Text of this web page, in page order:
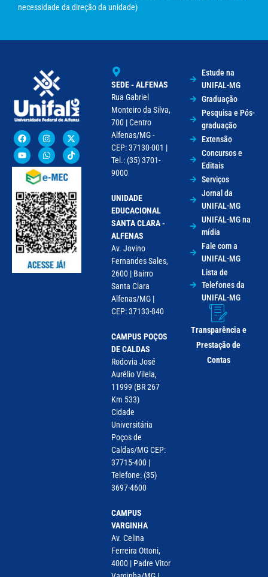
necessidade da direção da unidade)
SEDE - ALFENAS
Rua Gabriel
Monteiro da Silva,
700 | Centro
Alfenas/MG -
CEP: 37130-001 |
Tel.: (35) 3701-
9000
UNIDADE
EDUCACIONAL
SANTA CLARA -
ALFENAS
Av. Jovino
Fernandes Sales,
2600 | Bairro
Santa Clara
Alfenas/MG |
CEP: 37133-840
CAMPUS POÇOS
DE CALDAS
Rodovia José
Aurélio Vilela,
11999 (BR 267
Km 533)
Cidade
Universitária
Poços de
Caldas/MG CEP:
37715-400 |
Telefone: (35)
3697-4600
CAMPUS
VARGINHA
Av. Celina
Ferreira Ottoni,
4000 | Padre Vitor
Estude na
UNIFAL-MG
Graduação
Pesquisa e Pós-
graduação
Extensão
Concursos e
Editais
Serviços
Jornal da
UNIFAL-MG
UNIFAL-MG na
mídia
Fale com a
UNIFAL-MG
Lista de
Telefones da
UNIFAL-MG
Transparência e
Prestação de
Contas